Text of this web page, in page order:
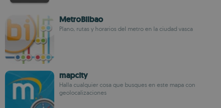
MetroBilbao
Plano, rutas y horarios del metro en la ciudad vasca
mapcity
Halla cualquier cosa que busques en este mapa con
geolocalizaciones